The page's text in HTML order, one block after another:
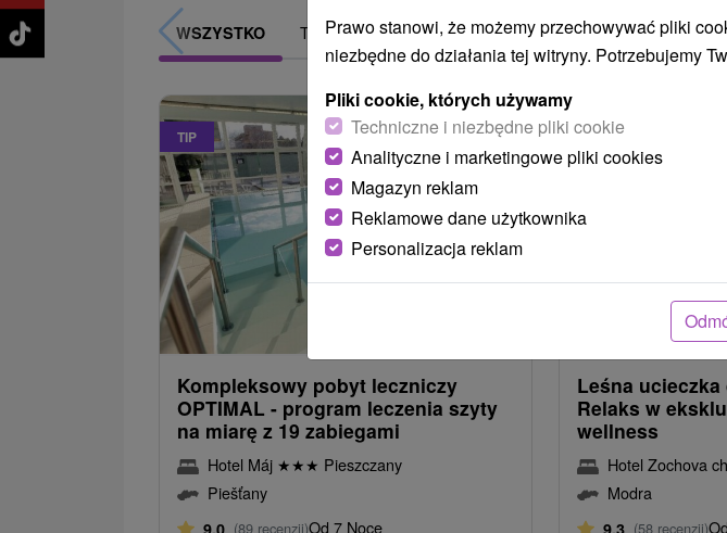
WSZYSTKO TOP - BESTSELLERY NAJTAŃSZE NAJDROŻSZE
TIP
Kompleksowy pobyt leczniczy
OPTIMAL - program leczenia szyty
na miarę z 19 zabiegami
Hotel Máj ★★★ Pieszczany
Piešťany
9,0 (89 recenzji)Od 7 Noce
TIP
Leśna ucieczka
Relaks w
wellness
Hotel Zochova
Modra
9,3 (58 recenzji)
Prawo stanowi, że możemy przechowywać pliki
niezbędne do działania tej witryny. Potrzebujemy
Pliki cookie, których używamy
Techniczne i niezbędne pliki cookie
Analityczne i marketingowe pliki cookies
Magazyn reklam
Reklamowe dane użytkownika
Personalizacja reklam